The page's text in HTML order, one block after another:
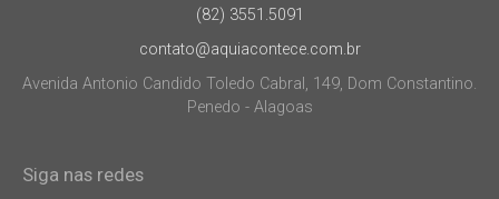
(82) 3551.5091
contato@aquiacontece.com.br
Avenida Antonio Candido Toledo Cabral, 149, Dom Constantino.
Penedo - Alagoas
Siga nas redes